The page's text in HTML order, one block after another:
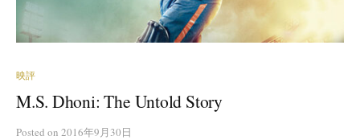
映評
M.S. Dhoni: The Untold Story
Posted on 2016年9月30日